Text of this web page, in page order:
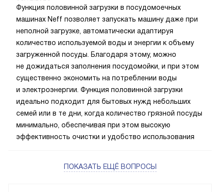
Функция половинной загрузки в посудомоечных
машинах Neff позволяет запускать машину даже при
неполной загрузке, автоматически адаптируя
количество используемой воды и энергии к объему
загруженной посуды. Благодаря этому, можно
не дожидаться заполнения посудомойки, и при этом
существенно экономить на потреблении воды
и электроэнергии. Функция половинной загрузки
идеально подходит для бытовых нужд небольших
семей или в те дни, когда количество грязной посуды
минимально, обеспечивая при этом высокую
эффективность очистки и удобство использования
ПОКАЗАТЬ ЕЩЁ ВОПРОСЫ